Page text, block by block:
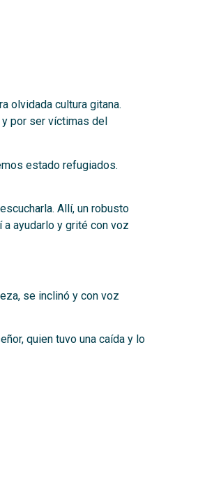
olvidada cultura gitana.
por ser víctimas del
estado refugiados.
Allí, un robusto
a ayudarlo y grité con voz
se inclinó y con voz
quien tuvo una caída y lo